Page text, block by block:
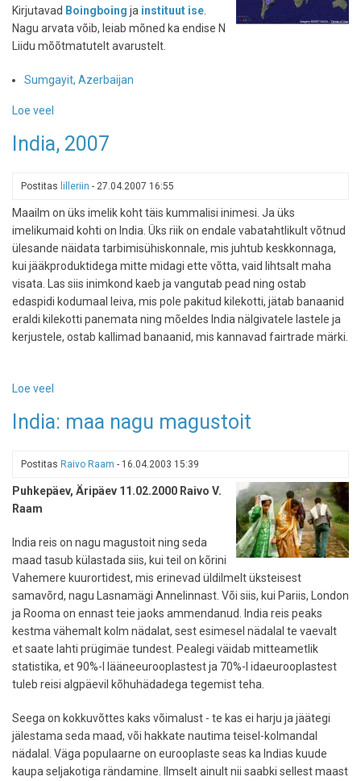
Kirjutavad Boingboing ja instituut ise
Nagu arvata võib, leiab mõned ka endise N
Liidu mõõtmatutelt avarustelt.
Sumgayit, Azerbaijan
Loe veel
maailma
saastatuimat
India, 2007
Postitas lilleriin - 27.04.2007 16:55
Maailm on üks imelik koht täis kummalisi inimesi. Ja üks
imelikumaid kohti on India. Üks riik on endale vabatahtlikult võtnud
ülesande näidata tarbimisühiskonnale, mis juhtub keskkonnaga,
kui jääkproduktidega mitte midagi ette võtta, vaid lihtsalt maha
visata. Las siis inimkond kaeb ja vangutab pead ning ostab
edaspidi kodumaal leiva, mis pole pakitud kilekotti, jätab banaanid
eraldi kilekotti panemata ning mõeldes India nälgivatele lastele ja
kerjustele, ostab kallimad banaanid, mis kannavad fairtrade märki.
Loe veel
2007
India: maa nagu magustoit
Postitas Raivo Raam - 16.04.2003 15:39
Puhkepäev, Äripäev 11.02.2000 Raivo V.
Raam
India reis on nagu magustoit ning seda
maad tasub külastada siis, kui teil on kõrini
Vahemere kuurortidest, mis erinevad üldilmelt üksteisest
samavõrd, nagu Lasnamägi Annelinnast. Või siis, kui Pariis, London
ja Rooma on ennast teie jaoks ammendanud. India reis peaks
kestma vähemalt kolm nädalat, sest esimesel nädalal te vaevalt
et saate lahti prügimäe tundest. Pealegi väidab mitteametlik
statistika, et 90%-l lääneeurooplastest ja 70%-l idaeurooplastest
tuleb reisi algpäevil kõhuhädadega tegemist teha.
Seega on kokkuvõttes kaks võimalust - te kas ei harju ja jäätegi
jälestama seda maad, või hakkate nautima teisel-kolmandal
nädalal. Väga populaarne on eurooplaste seas ka Indias kuude
kaupa seljakotiga rändamine. Ilmselt ainult nii saabki sellest maast